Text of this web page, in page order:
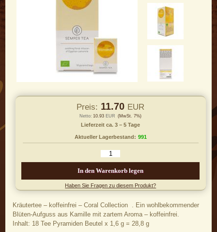
Preis: 11.70 EUR
Netto: 10.93 EUR (MwSt. 7%)
Lieferzeit ca. 3 – 5 Tage
Aktueller Lagerbestand: 991
Haben Sie Fragen zu diesem Produkt?
Kräutertee – koffeinfrei – Coral Collection . Ein wohlbekommender
Blüten-Aufguss aus Kamille mit zartem Aroma – koffeinfrei.
Inhalt: 18 Tee Pyramiden Beutel x 1,6 g = 28,8 g